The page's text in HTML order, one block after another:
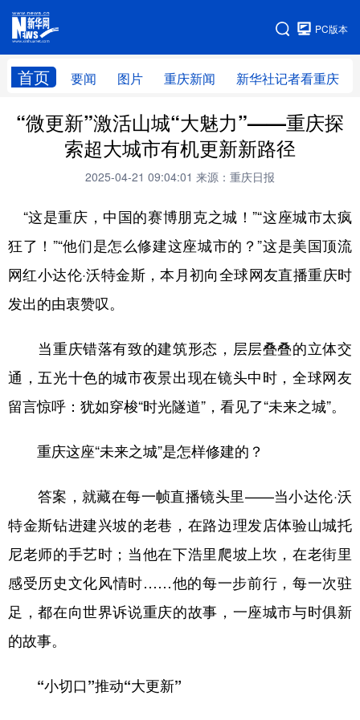
PC版本
首页 要闻 图片 重庆新闻 新华社记者看重庆
网站地图
“微更新”激活山城“大魅力”——重庆探
索超大城市有机更新新路径
2025-04-21 09:04:01 来源：重庆日报
“这是重庆，中国的赛博朋克之城！”“这座城市太疯
狂了！”“他们是怎么修建这座城市的？”这是美国顶流
网红小达伦·沃特金斯，本月初向全球网友直播重庆时
发出的由衷赞叹。
当重庆错落有致的建筑形态，层层叠叠的立体交
通，五光十色的城市夜景出现在镜头中时，全球网友
留言惊呼：犹如穿梭“时光隧道”，看见了“未来之城”。
重庆这座“未来之城”是怎样修建的？
答案，就藏在每一帧直播镜头里——当小达伦·沃
特金斯钻进建兴坡的老巷，在路边理发店体验山城托
尼老师的手艺时；当他在下浩里爬坡上坎，在老街里
感受历史文化风情时……他的每一步前行，每一次驻
足，都在向世界诉说重庆的故事，一座城市与时俱新
的故事。
“小切口”推动“大更新”